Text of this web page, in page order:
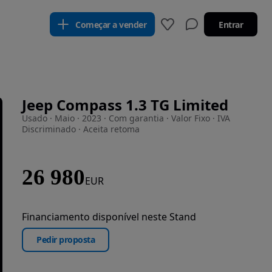
Começar a vender Entrar
Jeep Compass 1.3 TG Limited
Usado · Maio · 2023 · Com garantia · Valor Fixo · IVA
Discriminado · Aceita retoma
26 980EUR
Financiamento disponível neste Stand
Pedir proposta